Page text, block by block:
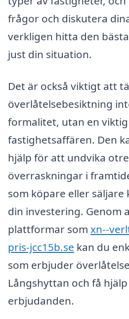
frågor och diskutera
verkligen hitta den
just din situation.
Det är också viktigt att
överlåtelsebesiktning
formalitet, utan en
fastighetsaffären. Den
hjälp för att undvika
överraskningar i
som köpare eller
din investering. Genom
plattformar som xn--
pris-jcc15b.se kan du
som erbjuder
Långshyttan och få
erbjudanden.